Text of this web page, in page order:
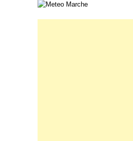
Carta meteorologica delle Marche